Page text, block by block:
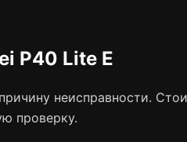
P40 Lite E
неисправности.
проверку.